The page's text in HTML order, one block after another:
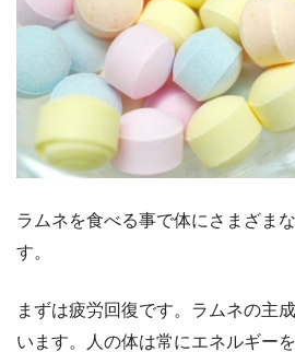
ラムネを食べる事で体にさまざま
す。
まずは疲労回復です。ラムネの主
います。人の体は常にエネルギー